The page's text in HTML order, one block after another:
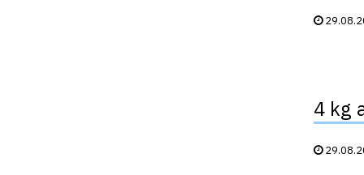
Data
4 kg
Data